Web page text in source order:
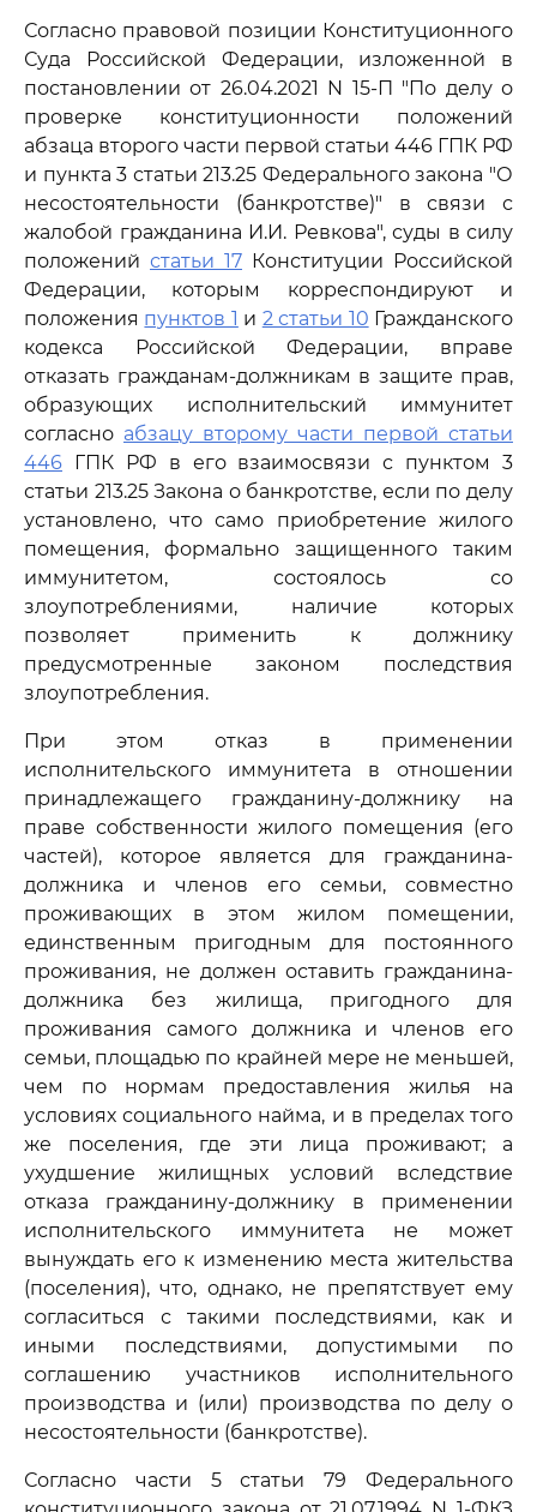
Согласно правовой позиции Конституционного
Суда Российской Федерации, изложенной в
постановлении от 26.04.2021 N 15-П "По делу о
проверке конституционности положений
абзаца второго части первой статьи 446 ГПК РФ
и пункта 3 статьи 213.25 Федерального закона "О
несостоятельности (банкротстве)" в связи с
жалобой гражданина И.И. Ревкова", суды в силу
положений статьи 17 Конституции Российской
Федерации, которым корреспондируют и
положения пунктов 1 и 2 статьи 10 Гражданского
кодекса Российской Федерации, вправе
отказать гражданам-должникам в защите прав,
образующих исполнительский иммунитет
согласно абзацу второму части первой статьи
446 ГПК РФ в его взаимосвязи с пунктом 3
статьи 213.25 Закона о банкротстве, если по делу
установлено, что само приобретение жилого
помещения, формально защищенного таким
иммунитетом, состоялось со
злоупотреблениями, наличие которых
позволяет применить к должнику
предусмотренные законом последствия
злоупотребления.
При этом отказ в применении
исполнительского иммунитета в отношении
принадлежащего гражданину-должнику на
праве собственности жилого помещения (его
частей), которое является для гражданина-
должника и членов его семьи, совместно
проживающих в этом жилом помещении,
единственным пригодным для постоянного
проживания, не должен оставить гражданина-
должника без жилища, пригодного для
проживания самого должника и членов его
семьи, площадью по крайней мере не меньшей,
чем по нормам предоставления жилья на
условиях социального найма, и в пределах того
же поселения, где эти лица проживают; а
ухудшение жилищных условий вследствие
отказа гражданину-должнику в применении
исполнительского иммунитета не может
вынуждать его к изменению места жительства
(поселения), что, однако, не препятствует ему
согласиться с такими последствиями, как и
иными последствиями, допустимыми по
соглашению участников исполнительного
производства и (или) производства по делу о
несостоятельности (банкротстве).
Согласно части 5 статьи 79 Федерального